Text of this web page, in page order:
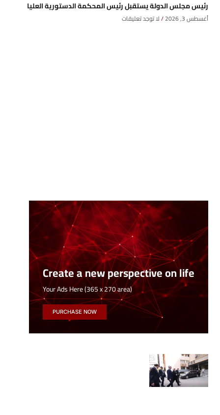
رئيس مجلس الدولة يستقبل رئيس المحكمة الدستورية العليا
أغسطس 3, 2026 لا توجد تعليقات
Create a new perspective on life
Your Ads Here (365 x 270 area)
PURCHASE NOW